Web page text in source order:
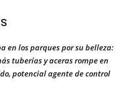
en los parques por su belleza:
tuberías y aceras rompe en
potencial agente de control